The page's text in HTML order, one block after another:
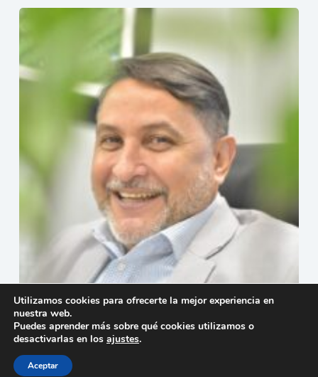
Dos para Dos, quienes lucen mejor?
18 de julio de 2026
Copyright © 2026 - Tema para WordPress de
Utilizamos cookies para ofrecerte la mejor experiencia en
nuestra web.
Puedes aprender más sobre qué cookies utilizamos o
desactivarlas en los ajustes.
Aceptar